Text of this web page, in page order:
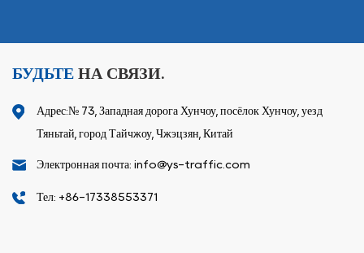
БУДЬТЕ НА СВЯЗИ.
Адрес:№ 73, Западная дорога Хунчоу, посёлок Хунчоу, уезд
Тяньтай, город Тайчжоу, Чжэцзян, Китай
Электронная почта: info@ys-traffic.com
Тел: +86-17338553371